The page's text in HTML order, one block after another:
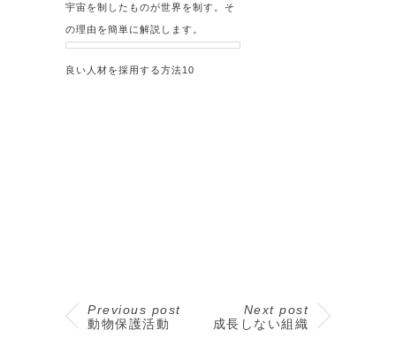
宇宙を制したものが世界を制す。そ
の理由を簡単に解説します。
良い人材を採用する方法10
Previous post
動物保護活動
Next post
成長しない組織